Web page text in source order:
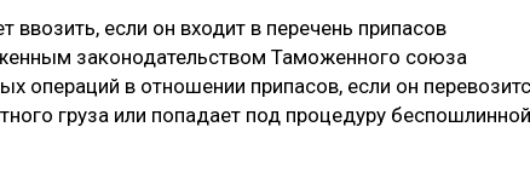
если он входит в перечень припасов
законодательством Таможенного союза
операций в отношении припасов, если он
груза или попадает под процедуру беспошлинной